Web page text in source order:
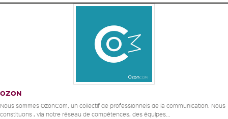
OZON
Nous sommes OzonCom, un collectif de professionnels de la communication. Nous
constituons , via notre réseau de compétences, des équipes...